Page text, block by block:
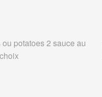
potatoes 2 sauce au